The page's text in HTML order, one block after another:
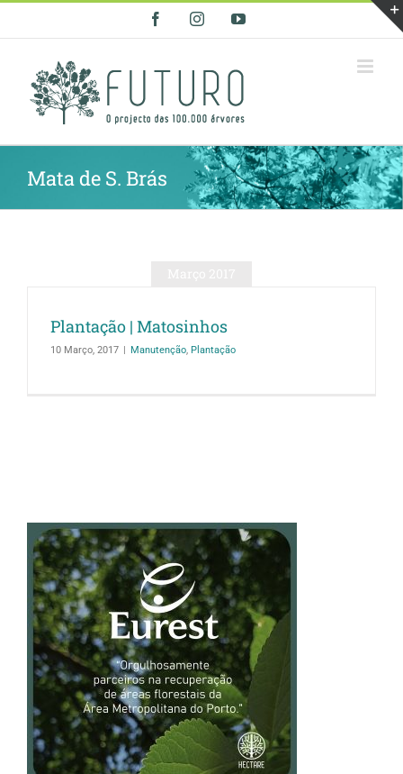
FacebookInstagramYouTube
Mata de S. Brás
Plantação | Matosinhos
10 Março, 2017 | Manutenção, Plantação